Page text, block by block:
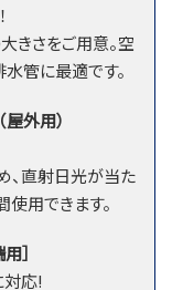
きさをご用意。空
管に最適です。
外用）
、直射日光が当た
用できます。
］
対応!